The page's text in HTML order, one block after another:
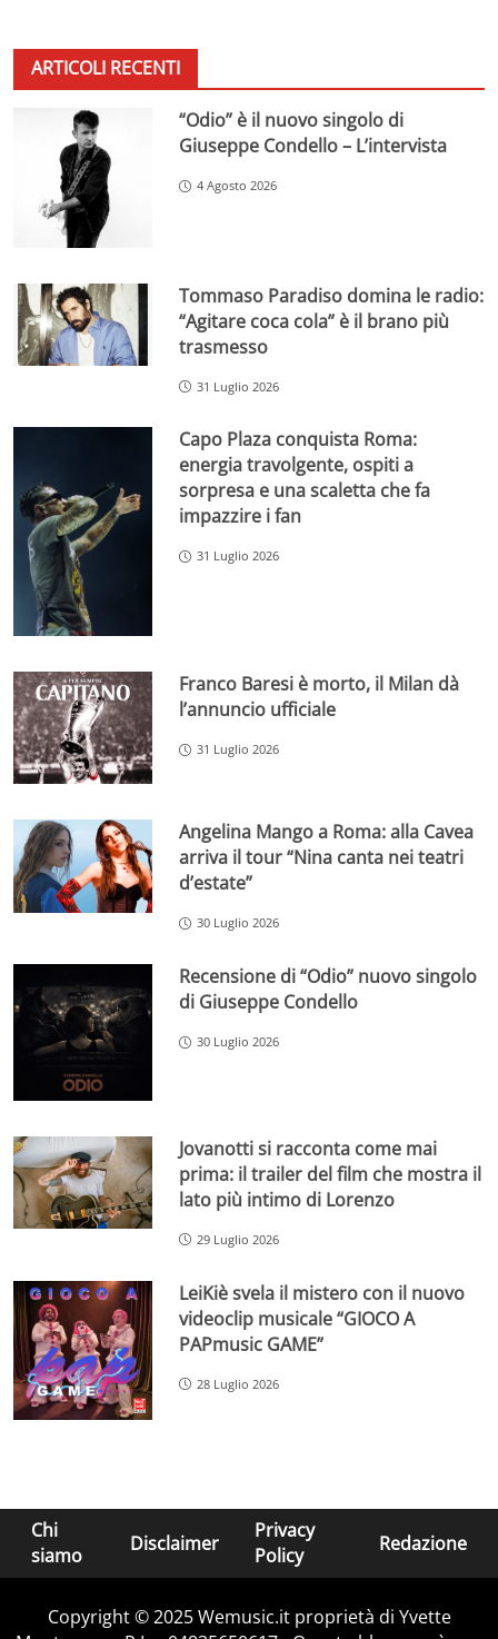
ARTICOLI RECENTI
“Odio” è il nuovo singolo di
Giuseppe Condello – L’intervista
4 Agosto 2026
Tommaso Paradiso domina le radio:
“Agitare coca cola” è il brano più
trasmesso
31 Luglio 2026
Capo Plaza conquista Roma:
energia travolgente, ospiti a
sorpresa e una scaletta che fa
impazzire i fan
31 Luglio 2026
Franco Baresi è morto, il Milan dà
l’annuncio ufficiale
31 Luglio 2026
Angelina Mango a Roma: alla Cavea
arriva il tour “Nina canta nei teatri
d’estate”
30 Luglio 2026
Recensione di “Odio” nuovo singolo
di Giuseppe Condello
30 Luglio 2026
Jovanotti si racconta come mai
prima: il trailer del film che mostra il
lato più intimo di Lorenzo
29 Luglio 2026
LeiKiè svela il mistero con il nuovo
videoclip musicale “GIOCO A
PAPmusic GAME”
28 Luglio 2026
Chi
siamo
Disclaimer
Privacy
Policy
Redazione
Copyright © 2025 Wemusic.it proprietà di Yvette